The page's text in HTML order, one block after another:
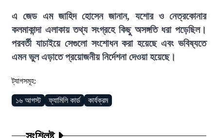
এ জেড এম জাহিদ হোসেন জানান, যশোর ও নেত্রকোনার
কলমাকান্দা এলাকায় তথ্য সংগ্রহে কিছু অসঙ্গতি ধরা পড়েছিল।
পরবর্তী যাচাইয়ে সেগুলো সংশোধন করা হয়েছে এবং ভবিষ্যতে
এমন ভুল এড়াতে প্রয়োজনীয় নির্দেশনা দেওয়া হয়েছে।
ট্যাগসমূহ:
১৬ আগস্ট ফ্যামিলি কার্ড কার্যক্রম